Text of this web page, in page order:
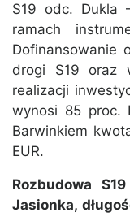
S19 odc. Dukla
ramach
Dofinansowanie
drogi S19 oraz
realizacji
wynosi 85 proc.
Barwinkiem
EUR.
Rozbudowa
Jasionka,